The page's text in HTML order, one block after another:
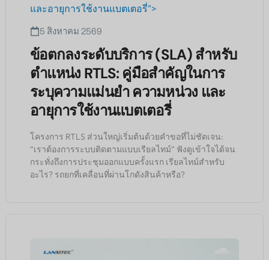
และอายุการใช้งานแบตเตอรี่">
5 สิงหาคม 2569
ข้อตกลงระดับบริการ (SLA) สำหรับ
ตำแหน่ง RTLS: คู่มือสำคัญในการ
ระบุความแม่นยำ ความหน่วง และ
อายุการใช้งานแบตเตอรี่
โครงการ RTLS ส่วนใหญ่เริ่มต้นด้วยคำขอที่ไม่ชัดเจน:
“เราต้องการระบบติดตามแบบเรียลไทม์” ฟังดูเข้าใจได้จน
กระทั่งถึงการประชุมออกแบบครั้งแรก เรียลไทม์สำหรับ
อะไร? รถยกที่เคลื่อนที่ผ่านโกดังสินค้าหรือ?